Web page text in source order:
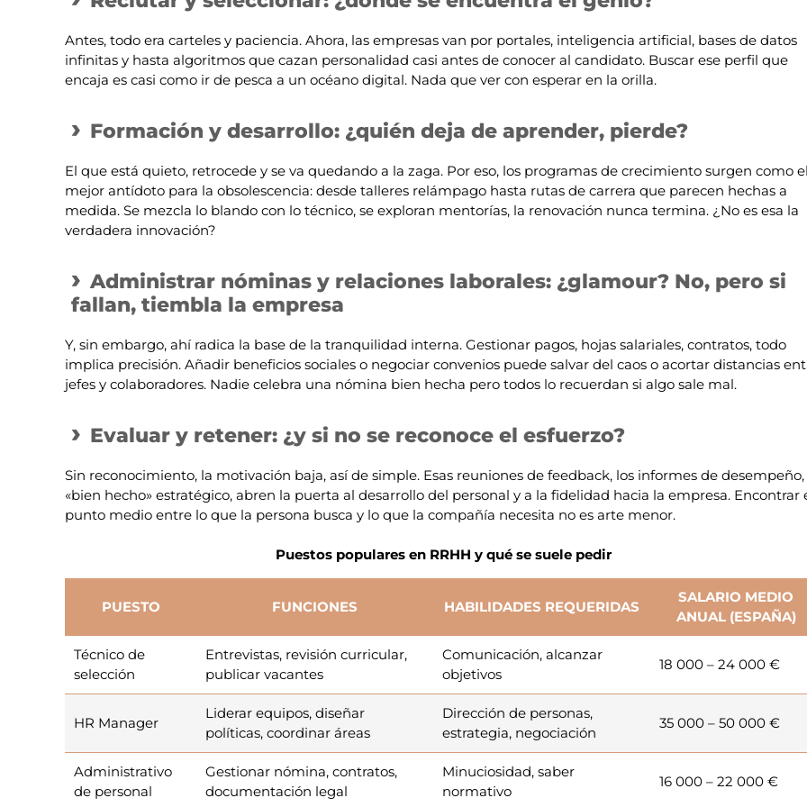
Antes, todo era carteles y paciencia. Ahora, las empresas van por portales, inteligencia artificial, bases de datos
infinitas y hasta algoritmos que cazan personalidad casi antes de conocer al candidato. Buscar ese perfil que
encaja es casi como ir de pesca a un océano digital. Nada que ver con esperar en la orilla.
Formación y desarrollo: ¿quién deja de aprender, pierde?
El que está quieto, retrocede y se va quedando a la zaga. Por eso, los programas de crecimiento surgen como
mejor antídoto para la obsolescencia: desde talleres relámpago hasta rutas de carrera que parecen hechas a
medida. Se mezcla lo blando con lo técnico, se exploran mentorías, la renovación nunca termina. ¿No es esa la
verdadera innovación?
Administrar nóminas y relaciones laborales: ¿glamour? No, pero si
fallan, tiembla la empresa
Y, sin embargo, ahí radica la base de la tranquilidad interna. Gestionar pagos, hojas salariales, contratos, todo
implica precisión. Añadir beneficios sociales o negociar convenios puede salvar del caos o acortar distancias
jefes y colaboradores. Nadie celebra una nómina bien hecha pero todos lo recuerdan si algo sale mal.
Evaluar y retener: ¿y si no se reconoce el esfuerzo?
Sin reconocimiento, la motivación baja, así de simple. Esas reuniones de feedback, los informes de desempeño,
«bien hecho» estratégico, abren la puerta al desarrollo del personal y a la fidelidad hacia la empresa. Encontrar
punto medio entre lo que la persona busca y lo que la compañía necesita no es arte menor.
Puestos populares en RRHH y qué se suele pedir
PUESTO FUNCIONES HABILIDADES REQUERIDAS
SALARIO MEDIO
ANUAL (ESPAÑA)
Técnico de
selección
Entrevistas, revisión curricular,
publicar vacantes
Comunicación, alcanzar
objetivos
18 000 – 24 000 €
HR Manager
Liderar equipos, diseñar
políticas, coordinar áreas
Dirección de personas,
estrategia, negociación
35 000 – 50 000 €
Administrativo
de personal
Gestionar nómina, contratos,
documentación legal
Minuciosidad, saber
normativo
16 000 – 22 000 €